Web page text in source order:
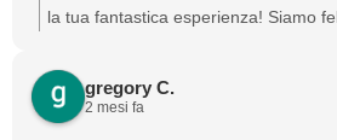
la tua fantastica esperienza! Siamo
sempre qui per supportarti in caso di
gregory C.
2 mesi fa